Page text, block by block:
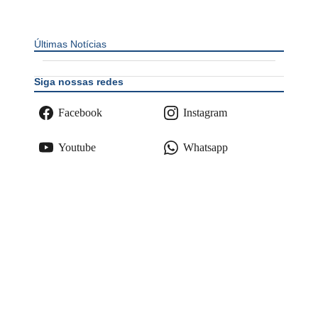
Últimas Notícias
Siga nossas redes
Facebook Instagram
Youtube Whatsapp